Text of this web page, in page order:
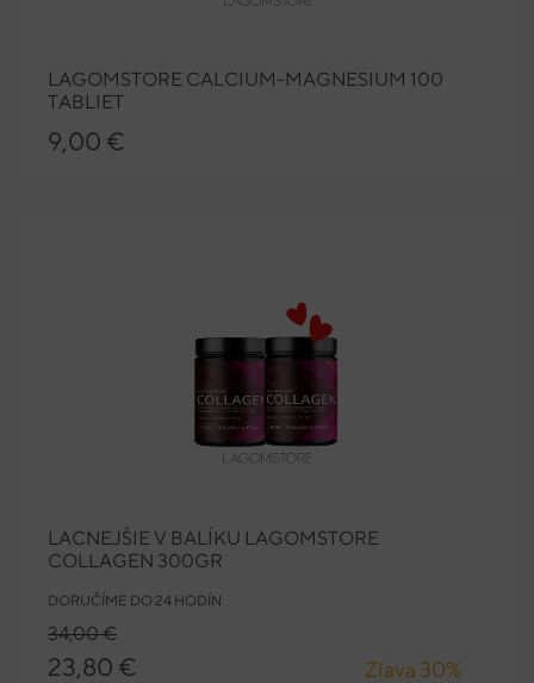
LAGOMSTORE CALCIUM-MAGNESIUM 100
TABLIET
9,00 €
LACNEJŠIE V BALÍKU LAGOMSTORE
COLLAGEN 300GR
Zľava 30%
DORUČÍME DO 24 HODÍN
34,00 €
23,80 €